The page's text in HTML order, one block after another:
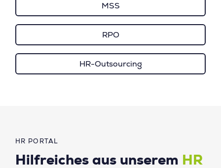
MSS
RPO
HR-Outsourcing
HR PORTAL
Hilfreiches aus unserem HR